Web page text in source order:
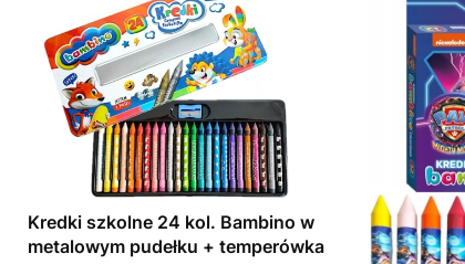
Kredki szkolne 24 kol. Bambino w
metalowym pudełku + temperówka